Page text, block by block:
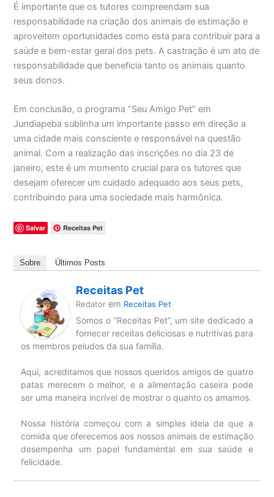
É importante que os tutores compreendam sua
responsabilidade na criação dos animais de estimação e
aproveitem oportunidades como esta para contribuir para a
saúde e bem-estar geral dos pets. A castração é um ato de
responsabilidade que beneficia tanto os animais quanto
seus donos.
Em conclusão, o programa “Seu Amigo Pet” em
Jundiapeba sublinha um importante passo em direção a
uma cidade mais consciente e responsável na questão
animal. Com a realização das inscrições no dia 23 de
janeiro, este é um momento crucial para os tutores que
desejam oferecer um cuidado adequado aos seus pets,
contribuindo para uma sociedade mais harmônica.
Salvar Receitas Pet
Sobre Últimos Posts
Receitas Pet
Redator em Receitas Pet
Somos o “Receitas Pet”, um site dedicado a
fornecer receitas deliciosas e nutritivas para
os membros peludos da sua família.
Aqui, acreditamos que nossos queridos amigos de quatro
patas merecem o melhor, e a alimentação caseira pode
ser uma maneira incrível de mostrar o quanto os amamos.
Nossa história começou com a simples ideia de que a
comida que oferecemos aos nossos animais de estimação
desempenha um papel fundamental em sua saúde e
felicidade.